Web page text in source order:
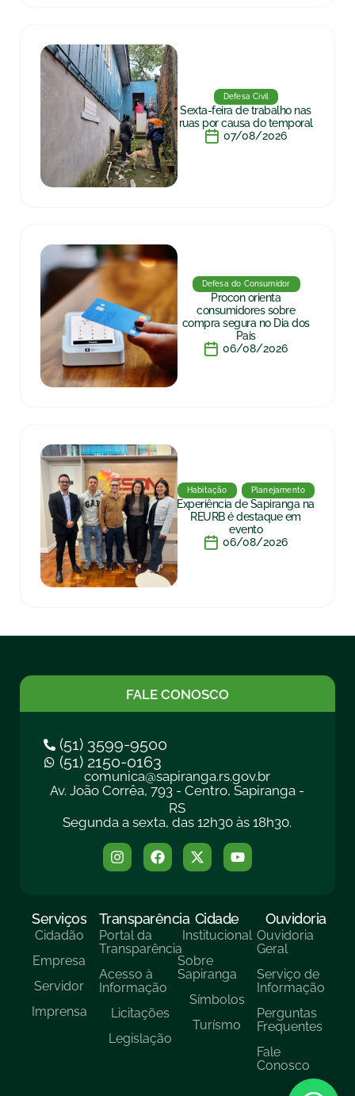
Defesa Civil
Sexta-feira de trabalho nas
ruas por causa do temporal
07/08/2026
Defesa do Consumidor
Procon orienta
consumidores sobre
compra segura no Dia dos
Pais
06/08/2026
Habitação Planejamento
Experiência de Sapiranga na
REURB é destaque em
evento
06/08/2026
FALE CONOSCO
(51) 3599-9500
(51) 2150-0163
comunica@sapiranga.rs.gov.br
Av. João Corrêa, 793 - Centro, Sapiranga -
RS
Segunda a sexta, das 12h30 às 18h30.
Serviços
Cidadão
Empresa
Servidor
Imprensa
Transparência
Portal da
Transparência
Acesso à
Informação
Licitações
Legislação
Cidade
Institucional
Sobre
Sapiranga
Símbolos
Turísmo
Ouvidoria
Ouvidoria
Geral
Serviço de
Informação
Perguntas
Frequentes
Fale
Conosco